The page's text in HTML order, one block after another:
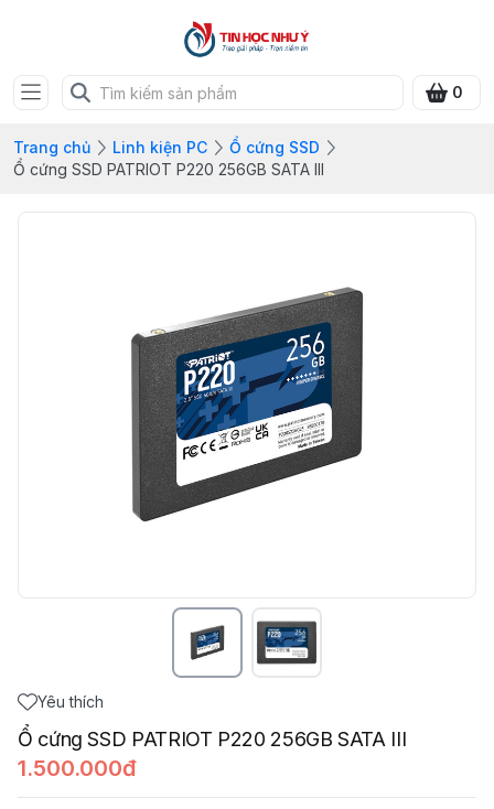
0
Trang chủ Linh kiện PC
Ổ cứng SSD
Ổ cứng SSD PATRIOT P220 256GB SATA III
Yêu thích
Ổ cứng SSD PATRIOT P220 256GB SATA III
1.500.000đ